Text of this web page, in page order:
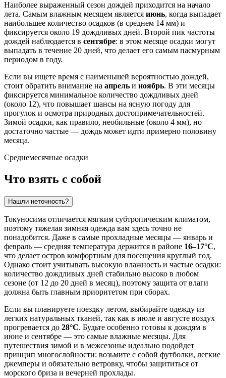
Наиболее выраженный сезон дождей приходится на начало
лета. Самым влажным месяцем является июнь, когда выпадает
наибольшее количество осадков (в среднем 14 мм) и
фиксируется около 19 дождливых дней. Второй пик частоты
дождей наблюдается в сентябре: в этом месяце осадки могут
выпадать в течение 20 дней, что делает его самым пасмурным
периодом в году.
Если вы ищете время с наименьшей вероятностью дождей,
стоит обратить внимание на апрель и ноябрь. В эти месяцы
фиксируется минимальное количество дождливых дней
(около 12), что повышает шансы на ясную погоду для
прогулок и осмотра природных достопримечательностей.
Зимой осадки, как правило, необильные (около 4 мм), но
достаточно частые — дождь может идти примерно половину
месяца.
Среднемесячные осадки
Что взять с собой
Нашли неточность?
Токуносима отличается мягким субтропическим климатом,
поэтому тяжелая зимняя одежда вам здесь точно не
понадобится. Даже в самые прохладные месяцы — январь и
февраль — средняя температура держится в районе 16–17°C,
что делает остров комфортным для посещения круглый год.
Однако стоит учитывать высокую влажность и частые осадки:
количество дождливых дней стабильно высоко в любом
сезоне (от 12 до 20 дней в месяц), поэтому защита от влаги
должна быть главным приоритетом при сборах.
Если вы планируете поездку летом, выбирайте одежду из
легких натуральных тканей, так как в июле и августе воздух
прогревается до 28°C. Будьте особенно готовы к дождям в
июне и сентябре — это самые влажные месяцы. Для
путешествия зимой и в межсезонье идеально подойдет
принцип многослойности: возьмите с собой футболки, легкие
джемперы и обязательно ветровку, чтобы защититься от
морского бриза и вечерней прохлады.